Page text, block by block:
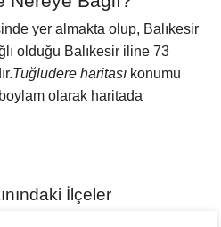
yer almakta olup, Balıkesir
olduğu Balıkesir iline 73
Tuğludere haritası konumu
olarak haritada
İlçeler